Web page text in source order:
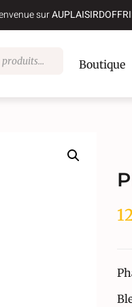
sur
Boutique